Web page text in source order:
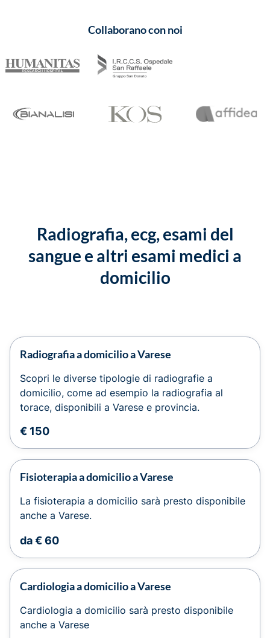
Collaborano con noi
Radiografia, ecg, esami del
sangue e altri esami medici a
domicilio
Radiografia a domicilio a Varese
Scopri le diverse tipologie di radiografie a
domicilio, come ad esempio la radiografia al
torace, disponibili a Varese e provincia.
€ 150
Fisioterapia a domicilio a Varese
La fisioterapia a domicilio sarà presto disponibile
anche a Varese.
da € 60
Cardiologia a domicilio a Varese
Cardiologia a domicilio sarà presto disponibile
anche a Varese